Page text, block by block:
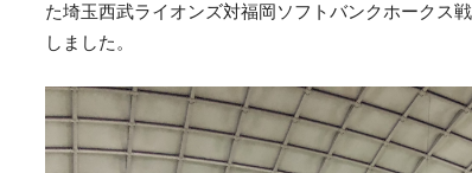
た埼玉西武ライオンズ対福岡ソフトバンクホークス
しました。